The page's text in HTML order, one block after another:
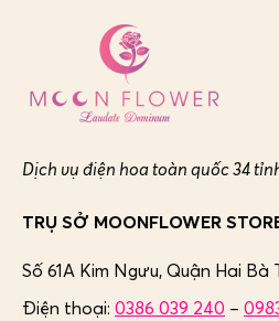
Dịch vụ điện hoa toàn quốc 34
TRỤ SỞ MOONFLOWER
Số 61A Kim Ngưu, Quận Hai Bà
Điện thoại: 0386 039 240 –